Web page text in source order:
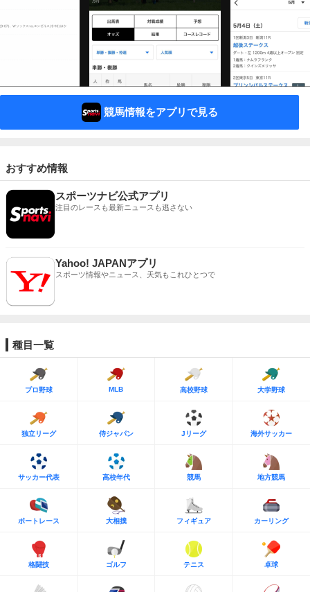
競馬情報をアプリで見る
おすすめ情報
スポーツナビ公式アプリ
注目のレースも最新ニュースも逃さない
Yahoo! JAPANアプリ
スポーツ情報やニュース、天気もこれひとつで
種目一覧
プロ野球 MLB 高校野球 大学野球
独立リーグ 侍ジャパン Jリーグ 海外サッカー
サッカー代表 高校年代 競馬 地方競馬
ボートレース 大相撲 フィギュア カーリング
格闘技 ゴルフ テニス 卓球